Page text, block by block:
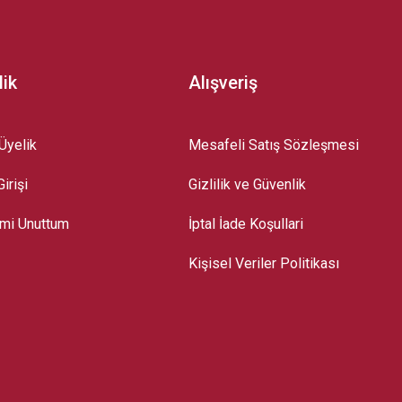
Unuttum
Alışveriş
Mesafeli Satış Sözleşmesi
Gizlilik ve Güvenlik
İptal İade Koşullari
Kişisel Veriler Politikası